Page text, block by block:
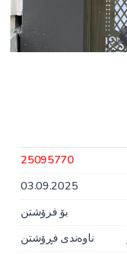
25095770
03.09.2025
بۆ فرۆشتن
ناوەندی فڕۆشتن